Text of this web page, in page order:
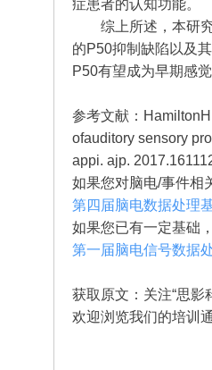
症患者的认知功能。
综上所述，本研
的P50抑制缺陷以及
P50有望成为早期感
参考文献：
ofauditory sensory
appi. ajp.
如果您对脑电/事件相
第四届脑电数据
如果您已有一定基础
第一届脑电信号
获取原文：关注“思影
欢迎浏览我们的培训